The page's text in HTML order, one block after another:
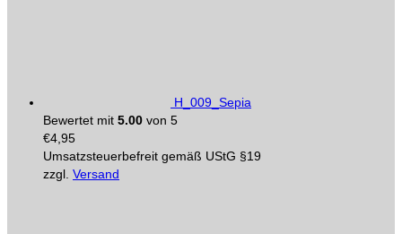
H_009_Sepia
Bewertet mit 5.00 von 5
€4,95
Umsatzsteuerbefreit gemäß UStG §19
zzgl. Versand